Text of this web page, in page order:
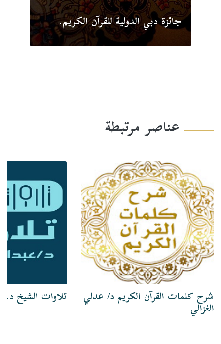
جائزة دبي الدولية للقرآن الكريم.
عناصر مرتبطة
شرح كلمات القرآن الكريم د/ عدلي
الغزالي
تلاوات الشيخ د.